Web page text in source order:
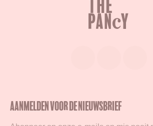
Aanmelden voor de nieuwsbrief